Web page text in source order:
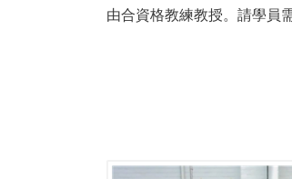
由合資格教練教授。請學員